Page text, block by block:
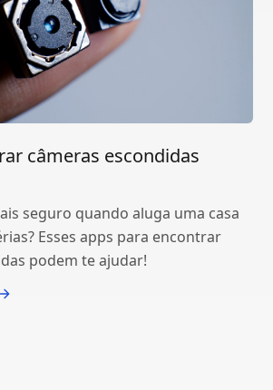
câmeras escondidas
seguro quando aluga uma casa
Esses apps para encontrar
podem te ajudar!